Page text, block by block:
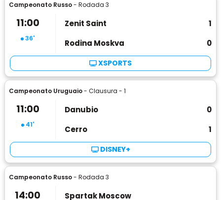
Campeonato Russo- Rodada 3
11:00
36'
Zenit Saint
1
Rodina Moskva
0
XSPORTS
Campeonato Uruguaio- Clausura - 1
11:00
41'
Danubio
0
Cerro
1
DISNEY+
Campeonato Russo- Rodada 3
14:00
Spartak Moscow